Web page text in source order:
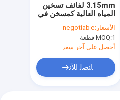
3.15mm لفائف تسخين
المياه العالية كمسخن في
مضخات المياه في
المسبح / السبا
الأسعار:negotiable
MOQ:1 قطعة
أحصل على آخر سعر
ﺎﺘﺼﻟ ﺍﻶﻧ